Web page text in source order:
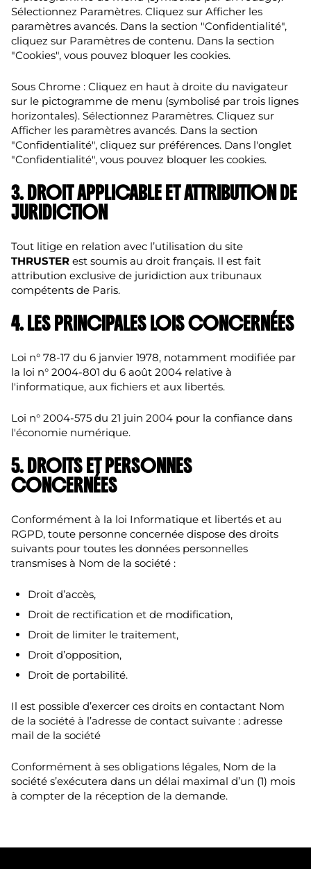
Sélectionnez Paramètres. Cliquez sur Afficher les
paramètres avancés. Dans la section "Confidentialité",
cliquez sur Paramètres de contenu. Dans la section
"Cookies", vous pouvez bloquer les cookies.
Sous Chrome : Cliquez en haut à droite du navigateur
sur le pictogramme de menu (symbolisé par trois lignes
horizontales). Sélectionnez Paramètres. Cliquez sur
Afficher les paramètres avancés. Dans la section
"Confidentialité", cliquez sur préférences. Dans l'onglet
"Confidentialité", vous pouvez bloquer les cookies.
3. DROIT APPLICABLE ET ATTRIBUTION DE
JURIDICTION
Tout litige en relation avec l’utilisation du site
THRUSTER est soumis au droit français. Il est fait
attribution exclusive de juridiction aux tribunaux
compétents de Paris.
4. LES PRINCIPALES LOIS CONCERNÉES
Loi n° 78-17 du 6 janvier 1978, notamment modifiée par
la loi n° 2004-801 du 6 août 2004 relative à
l'informatique, aux fichiers et aux libertés.
Loi n° 2004-575 du 21 juin 2004 pour la confiance dans
l'économie numérique.
‍5. DROITS ET PERSONNES
CONCERNÉES
Conformément à la loi Informatique et libertés et au
RGPD, toute personne concernée dispose des droits
suivants pour toutes les données personnelles
transmises à Nom de la société :
Droit d’accès,
Droit de rectification et de modification,
Droit de limiter le traitement,
Droit d’opposition,
Droit de portabilité.
Il est possible d’exercer ces droits en contactant Nom
de la société à l’adresse de contact suivante : adresse
mail de la société
Conformément à ses obligations légales, Nom de la
société s’exécutera dans un délai maximal d’un (1) mois
à compter de la réception de la demande.